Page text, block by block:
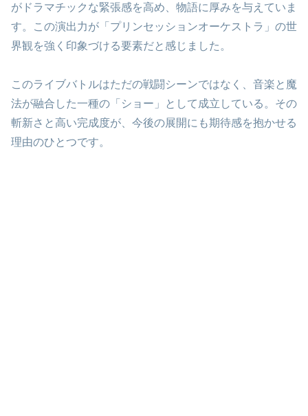
がドラマチックな緊張感を高め、物語に厚みを与えていま
す。この演出力が「プリンセッションオーケストラ」の世
界観を強く印象づける要素だと感じました。
このライブバトルはただの戦闘シーンではなく、音楽と魔
法が融合した一種の「ショー」として成立している。その
斬新さと高い完成度が、今後の展開にも期待感を抱かせる
理由のひとつです。